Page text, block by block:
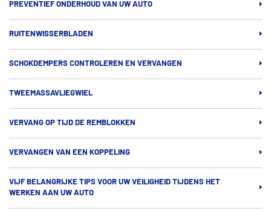
PREVENTIEF ONDERHOUD VAN UW AUTO
RUITENWISSERBLADEN
SCHOKDEMPERS CONTROLEREN EN VERVANGEN
TWEEMASSAVLIEGWIEL
VERVANG OP TIJD DE REMBLOKKEN
VERVANGEN VAN EEN KOPPELING
VIJF BELANGRIJKE TIPS VOOR UW VEILIGHEID TIJDENS HET
WERKEN AAN UW AUTO